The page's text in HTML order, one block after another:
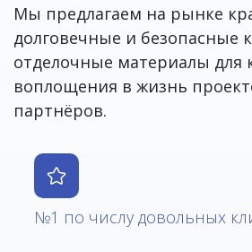
Мы предлагаем на рынке
долговечные и безопасные
отделочные материалы для
воплощения в жизнь
партнёров.
№1 по числу довольных